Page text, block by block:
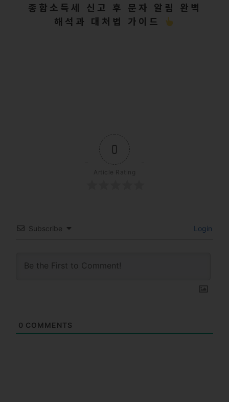
종합소득세 신고 후 문자 알림 완벽
해석과 대처법 가이드
0
Article Rating
Subscribe Login
0 COMMENTS